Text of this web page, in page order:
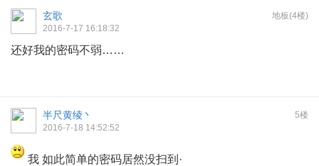
地板(4楼)
玄歌
2016-7-17 16:18:32
还好我的密码不弱……
5楼
半尺黄绫丶
2016-7-18 14:52:52
我 如此简单的密码居然没扫到·